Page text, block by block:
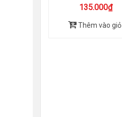
135.000₫
Thêm vào giỏ